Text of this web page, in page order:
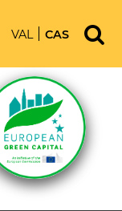
VAL CAS